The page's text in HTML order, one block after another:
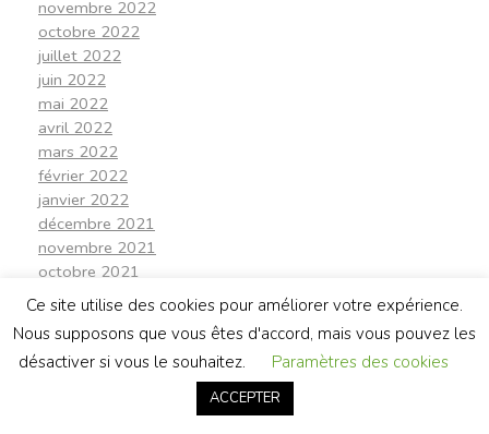
novembre 2022
octobre 2022
juillet 2022
juin 2022
mai 2022
avril 2022
mars 2022
février 2022
janvier 2022
décembre 2021
novembre 2021
octobre 2021
septembre 2021
juillet 2021
juin 2021
Ce site utilise des cookies pour améliorer votre expérience.
Nous supposons que vous êtes d'accord, mais vous pouvez les
désactiver si vous le souhaitez.
Paramètres des cookies
ACCEPTER